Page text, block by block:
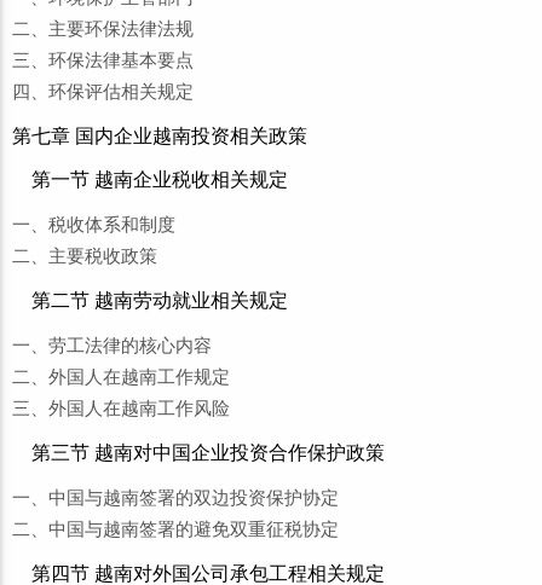
二、主要环保法律法规
三、环保法律基本要点
四、环保评估相关规定
第七章 国内企业越南投资相关政策
第一节 越南企业税收相关规定
一、税收体系和制度
二、主要税收政策
第二节 越南劳动就业相关规定
一、劳工法律的核心内容
二、外国人在越南工作规定
三、外国人在越南工作风险
第三节 越南对中国企业投资合作保护政策
一、中国与越南签署的双边投资保护协定
二、中国与越南签署的避免双重征税协定
第四节 越南对外国公司承包工程相关规定